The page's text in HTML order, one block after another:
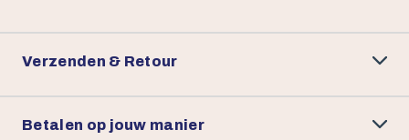
Verzenden & Retour
Betalen op jouw manier